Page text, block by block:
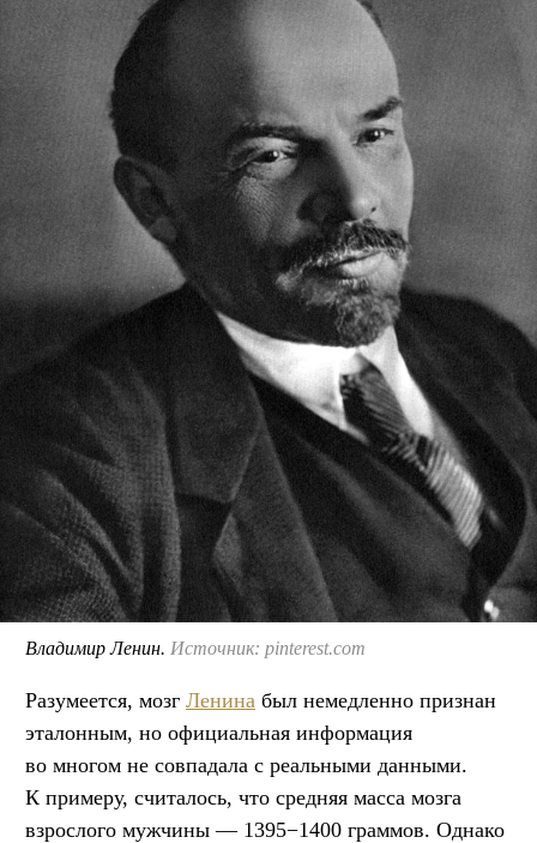
Владимир Ленин. Источник: pinterest.com
Разумеется, мозг Ленина был немедленно признан
эталонным, но официальная информация
во многом не совпадала с реальными данными.
К примеру, считалось, что средняя масса мозга
взрослого мужчины — 1395−1400 граммов. Однако